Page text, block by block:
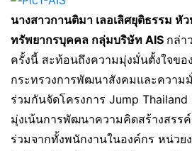
นางสาวกานติมา เลอเลิศยุติธรรม
ทรัพยากรบุคคล กลุ่มบริษัท AIS กล่า
ครั้งนี้ สะท้อนถึงความมุ่งมั่นตั้งใจของ
กระทรวงการพัฒนาสังคมและความ
ร่วมกันจัดโครงการ Jump
มุ่งเน้นการพัฒนาความคิดสร้างสรร
ร่วมจากทั้งพนักงานในองค์กร หน่ว